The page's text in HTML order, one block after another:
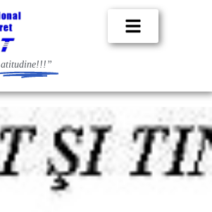
atitudine!!!”